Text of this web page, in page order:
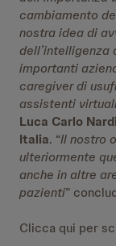
cambiamento
nostra idea di
importanti
caregiver di
assistenti
Luca Carlo
Italia. “Il nostro
ulteriormente
anche in altre
pazienti”
Clicca qui per